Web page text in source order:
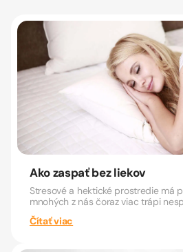
Ako zaspať bez liekov
Stresové a hektické prostredie má
mnohých z nás čoraz viac trápi
pridáme aj...
Čítať viac